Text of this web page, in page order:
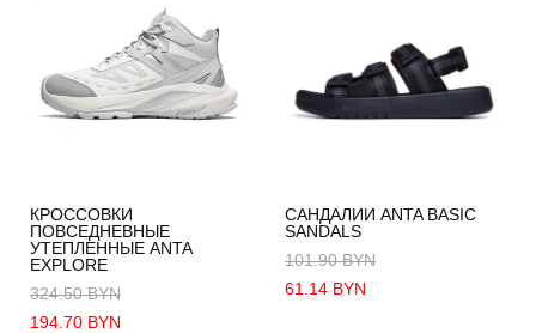
КРОССОВКИ
ПОВСЕДНЕВНЫЕ
УТЕПЛЕННЫЕ ANTA
EXPLORE
324.50 BYN
194.70 BYN
САНДАЛИИ ANTA BASIC
SANDALS
101.90 BYN
61.14 BYN